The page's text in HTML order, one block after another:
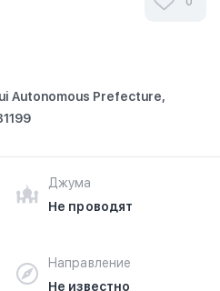
Autonomous Prefecture,
Джума
Не проводят
Направление
Не известно